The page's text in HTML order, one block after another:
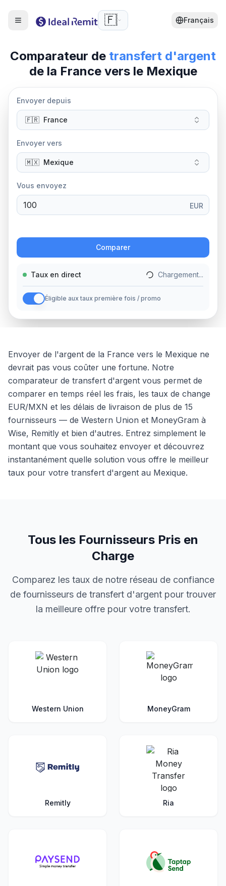
🇫🇷 Français
Comparateur de transfert d'argent
de la Francevers le Mexique
Envoyer depuis
🇫🇷 France
Envoyer vers
🇲🇽 Mexique
Vous envoyez
EUR
Comparer
Taux en direct Chargement...
Éligible aux taux première fois / promo
Envoyer de l'argent de la France vers le Mexique ne
devrait pas vous coûter une fortune. Notre
comparateur de transfert d'argent vous permet de
comparer en temps réel les frais, les taux de change
EUR/MXN et les délais de livraison de plus de 15
fournisseurs — de Western Union et MoneyGram à
Wise, Remitly et bien d'autres. Entrez simplement le
montant que vous souhaitez envoyer et découvrez
instantanément quelle solution vous offre le meilleur
taux pour votre transfert d'argent au Mexique.
Tous les Fournisseurs Pris en
Charge
Comparez les taux de notre réseau de confiance
de fournisseurs de transfert d'argent pour trouver
la meilleure offre pour votre transfert.
Western Union MoneyGram
Remitly Ria